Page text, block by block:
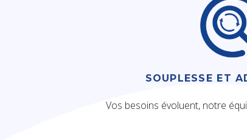
SOUPLESSE ET
Vos besoins évoluent, notre